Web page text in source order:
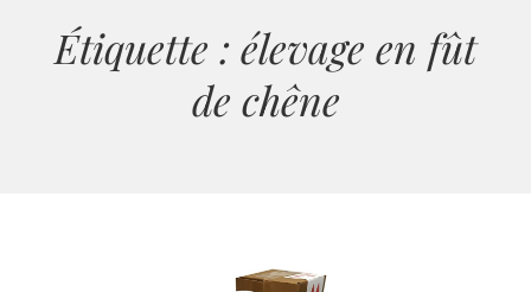
Étiquette : élevage en fût
de chêne